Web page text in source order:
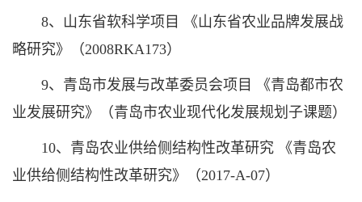
8、山东省软科学项目 《山东省农业品牌发展战
略研究》（2008RKA173）
9、青岛市发展与改革委员会项目 《青岛都市农
业发展研究》（青岛市农业现代化发展规划子课题）
10、青岛农业供给侧结构性改革研究 《青岛农
业供给侧结构性改革研究》（2017-A-07）